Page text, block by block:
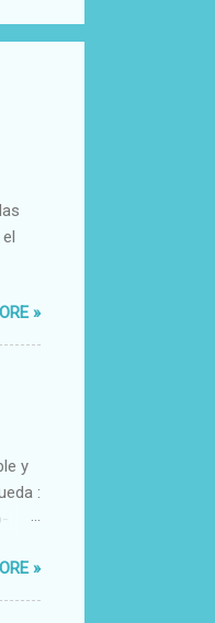
»
y
:
»